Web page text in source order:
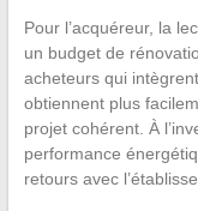
Pour l’acquéreur, la
un budget de
acheteurs qui
obtiennent plus
projet cohérent. À
performance
retours avec